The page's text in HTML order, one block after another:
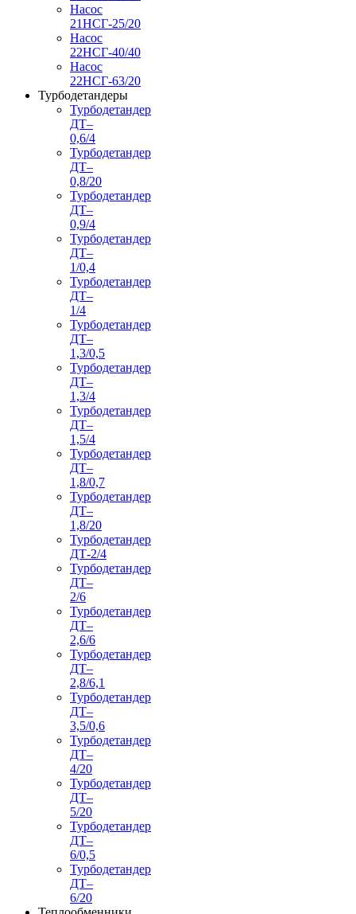
Насос
21НСГ-25/20
Насос
22НСГ-40/40
Насос
22НСГ-63/20
Турбодетандеры
Турбодетандер
ДТ–
0,6/4
Турбодетандер
ДТ–
0,8/20
Турбодетандер
ДТ–
0,9/4
Турбодетандер
ДТ–
1/0,4
Турбодетандер
ДТ–
1/4
Турбодетандер
ДТ–
1,3/0,5
Турбодетандер
ДТ–
1,3/4
Турбодетандер
ДТ–
1,5/4
Турбодетандер
ДТ–
1,8/0,7
Турбодетандер
ДТ–
1,8/20
Турбодетандер
ДТ-2/4
Турбодетандер
ДТ–
2/6
Турбодетандер
ДТ–
2,6/6
Турбодетандер
ДТ–
2,8/6,1
Турбодетандер
ДТ–
3,5/0,6
Турбодетандер
ДТ–
4/20
Турбодетандер
ДТ–
5/20
Турбодетандер
ДТ–
6/0,5
Турбодетандер
ДТ–
6/20